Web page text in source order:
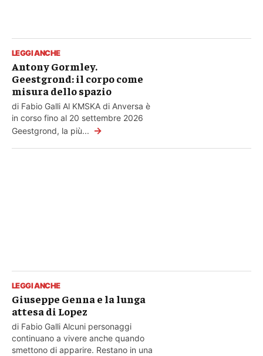
LEGGI ANCHE
Antony Gormley.
Geestgrond: il corpo come
misura dello spazio
di Fabio Galli Al KMSKA di Anversa è
in corso fino al 20 settembre 2026
Geestgrond, la più... →
LEGGI ANCHE
Giuseppe Genna e la lunga
attesa di Lopez
di Fabio Galli Alcuni personaggi
continuano a vivere anche quando
smettono di apparire. Restano in una